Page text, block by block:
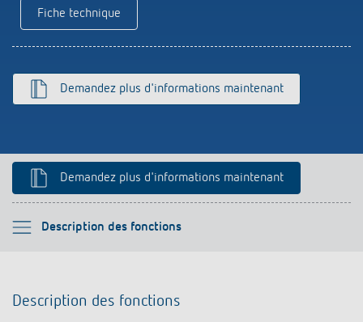
Références
Télérupteur impulsionnel OKTO de Theben
Fiche technique
Demandez plus d'informations maintenant
Demandez plus d'informations maintenant
Description des fonctions
Veuillez sélectionner
Informations techniques
Description des fonctions